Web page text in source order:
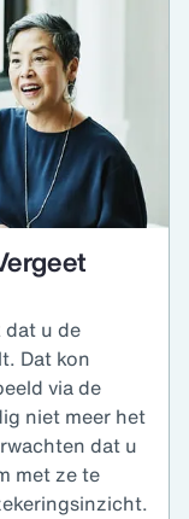
u de
Dat kon
via de
niet meer het
dat u
met ze te